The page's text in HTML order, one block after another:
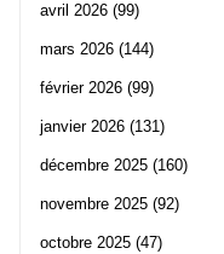
avril 2026 (99)
mars 2026 (144)
février 2026 (99)
janvier 2026 (131)
décembre 2025 (160)
novembre 2025 (92)
octobre 2025 (47)